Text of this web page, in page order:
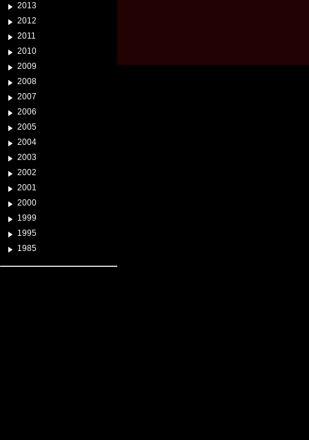
2013
2012
2011
2010
2009
2008
2007
2006
2005
2004
2003
2002
2001
2000
1999
1995
1985